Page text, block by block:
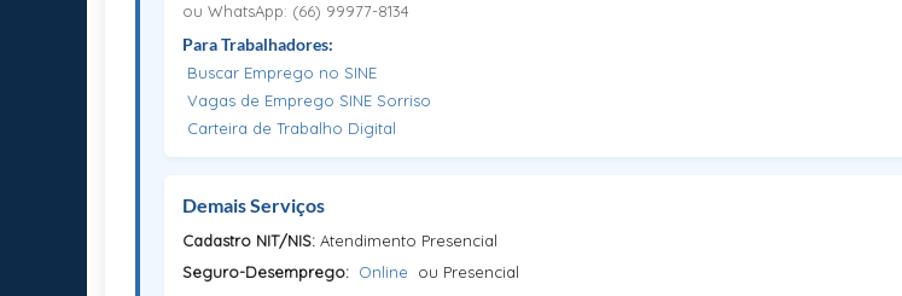
ou WhatsApp: (66) 99977-8134
Para Trabalhadores:
Buscar Emprego no SINE
Vagas de Emprego SINE Sorriso
Carteira de Trabalho Digital
Demais Serviços
Cadastro NIT/NIS: Atendimento Presencial
Seguro-Desemprego: Online
ou Presencial